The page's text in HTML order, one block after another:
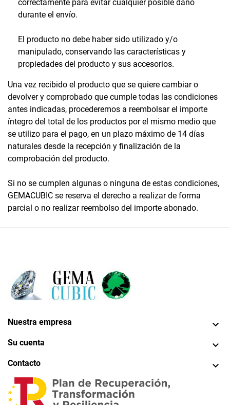
correctamente para evitar cualquier posible daño
durante el envío.
El producto no debe haber sido utilizado y/o
manipulado, conservando las características y
propiedades del producto y sus accesorios.
Una vez recibido el producto que se quiere cambiar o
devolver y comprobado que cumple todas las condiciones
antes indicadas, procederemos a reembolsar el importe
íntegro del total de los productos por el mismo medio que
se utilizo para el pago, en un plazo máximo de 14 días
naturales desde la recepción y finalización de la
comprobación del producto.
Si no se cumplen algunas o ninguna de estas condiciones,
GEMACUBIC se reserva el derecho a realizar de forma
parcial o no realizar reembolso del importe abonado.
Nuestra empresa 
Su cuenta 
Contacto 